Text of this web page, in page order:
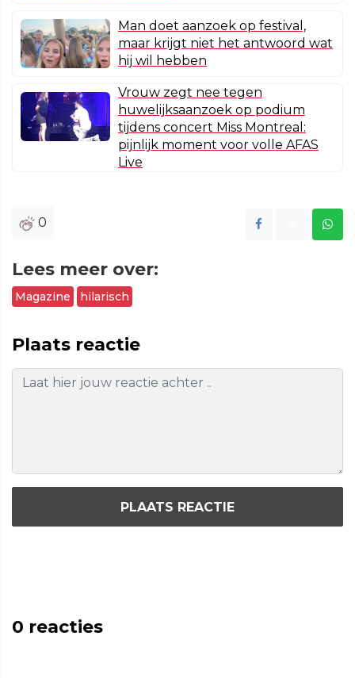
Man doet aanzoek op festival,
maar krijgt niet het antwoord wat
hij wil hebben
Vrouw zegt nee tegen
huwelijksaanzoek op podium
tijdens concert Miss Montreal:
pijnlijk moment voor volle AFAS
Live
0
Lees meer over:
Magazine hilarisch
Plaats reactie
PLAATS REACTIE
0 reacties